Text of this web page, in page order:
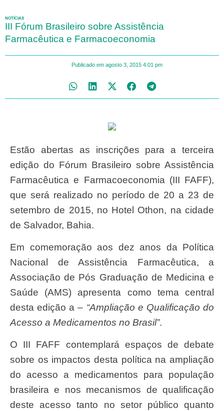
NOTÍCIAS
III Fórum Brasileiro sobre Assistência
Farmacêutica e Farmacoeconomia
Publicado em agosto 3, 2015 4:01 pm
Estão abertas as inscrições para a terceira
edição do Fórum Brasileiro sobre Assistência
Farmacêutica e Farmacoeconomia (III FAFF),
que será realizado no período de 20 a 23 de
setembro de 2015, no Hotel Othon, na cidade
de Salvador, Bahia.
Em comemoração aos dez anos da Política
Nacional de Assistência Farmacêutica, a
Associação de Pós Graduação de Medicina e
Saúde (AMS) apresenta como tema central
desta edição a – “Ampliação e Qualificação do
Acesso a Medicamentos no Brasil”.
O III FAFF contemplará espaços de debate
sobre os impactos desta política na ampliação
do acesso a medicamentos para população
brasileira e nos mecanismos de qualificação
deste acesso tanto no setor público quanto